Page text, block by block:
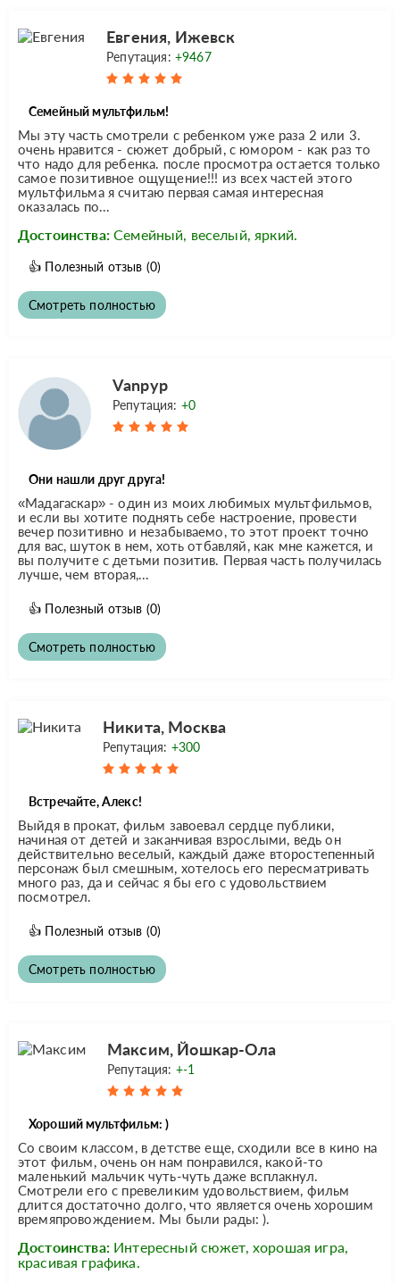
Евгения, Ижевск
Репутация: +9467
Семейный мультфильм!
Мы эту часть смотрели с ребенком уже раза 2 или 3.
очень нравится - сюжет добрый, с юмором - как раз то
что надо для ребенка. после просмотра остается только
самое позитивное ощущение!!! из всех частей этого
мультфильма я считаю первая самая интересная
оказалась по...
Достоинства: Семейный, веселый, яркий.
👍 Полезный отзыв (0)
Смотреть полностью
Vanpyp
Репутация: +0
Они нашли друг друга!
«Мадагаскар» - один из моих любимых мультфильмов,
и если вы хотите поднять себе настроение, провести
вечер позитивно и незабываемо, то этот проект точно
для вас, шуток в нем, хоть отбавляй, как мне кажется, и
вы получите с детьми позитив. Первая часть получилась
лучше, чем вторая,...
👍 Полезный отзыв (0)
Смотреть полностью
Никита, Москва
Репутация: +300
Встречайте, Алекс!
Выйдя в прокат, фильм завоевал сердце публики,
начиная от детей и заканчивая взрослыми, ведь он
действительно веселый, каждый даже второстепенный
персонаж был смешным, хотелось его пересматривать
много раз, да и сейчас я бы его с удовольствием
посмотрел.
👍 Полезный отзыв (0)
Смотреть полностью
Максим, Йошкар-Ола
Репутация: +-1
Хороший мультфильм: )
Со своим классом, в детстве еще, сходили все в кино на
этот фильм, очень он нам понравился, какой-то
маленький мальчик чуть-чуть даже всплакнул.
Смотрели его с превеликим удовольствием, фильм
длится достаточно долго, что является очень хорошим
времяпровождением. Мы были рады: ).
Достоинства: Интересный сюжет, хорошая игра,
красивая графика.